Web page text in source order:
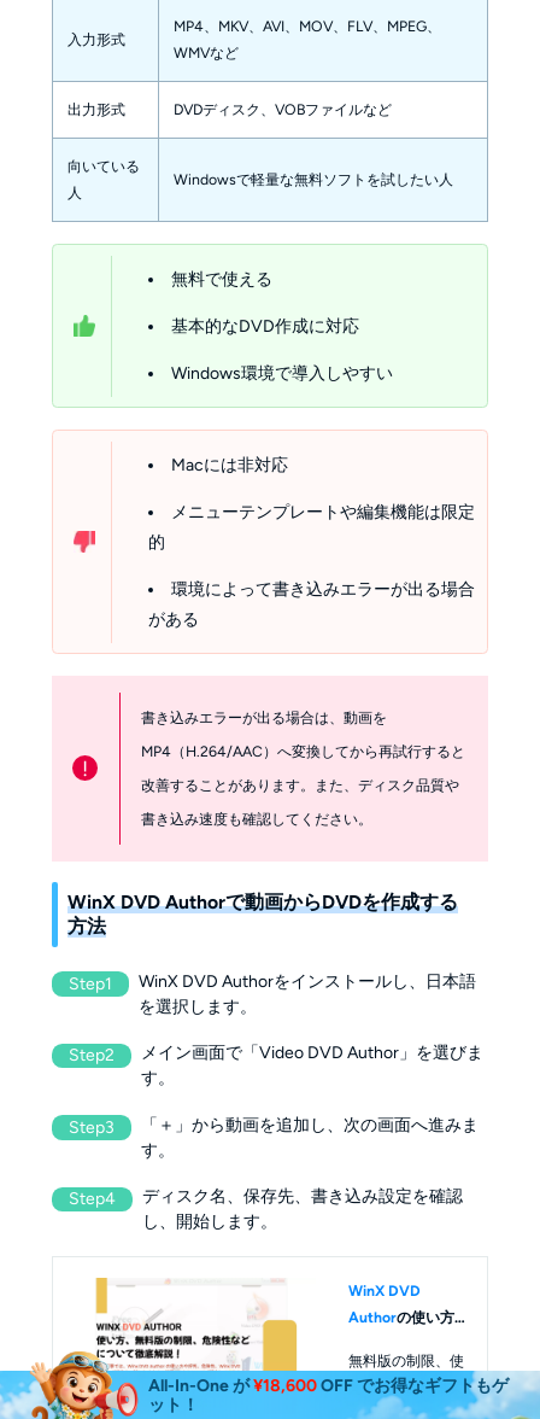
入力形式
MP4、MKV、AVI、MOV、FLV、MPEG、
WMVなど
出力形式 DVDディスク、VOBファイルなど
向いている
人
Windowsで軽量な無料ソフトを試したい人
無料で使える
基本的なDVD作成に対応
Windows環境で導入しやすい
Macには非対応
メニューテンプレートや編集機能は限定
的
環境によって書き込みエラーが出る場合
がある
!
書き込みエラーが出る場合は、動画を
MP4（H.264/AAC）へ変換してから再試行すると
改善することがあります。また、ディスク品質や
書き込み速度も確認してください。
WinX DVD Authorで動画からDVDを作成する
方法
Step1
WinX DVD Authorをインストールし、日本語
を選択します。
Step2
メイン画面で「Video DVD Author」を選びま
す。
Step3
「＋」から動画を追加し、次の画面へ進みま
す。
Step4
ディスク名、保存先、書き込み設定を確認
し、開始します。
WinX DVD
Authorの使い方
無料版の制限、使
えない時の代替案
を確認できます。
All-In-One が¥18,600OFF でお得なギフトもゲ
ット！